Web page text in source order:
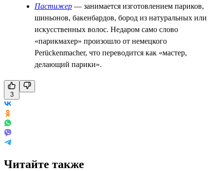
Пастижер — занимается изготовлением париков,
шиньонов, бакенбардов, бород из натуральных или
искусственных волос. Недаром само слово
«парикмахер» произошло от немецкого
Perückenmacher, что переводится как «мастер,
делающий парики».
3
Читайте также